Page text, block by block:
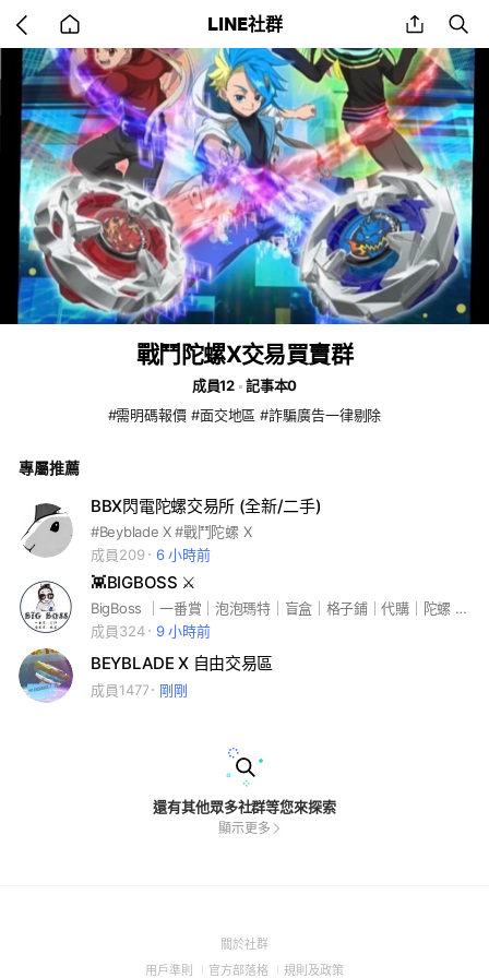
back
to
home
LINE社群 share
戰鬥陀螺X交易買賣群
成員12
記事本0
#需明碼報價 #面交地區 #詐騙廣告一律剔除
專屬推薦
BBX閃電陀螺交易所 (全新/二手)
#Beyblade X #戰鬥陀螺 X
成員209
6 小時前
👾BIGBOSS ⚔️
BigBoss ｜一番賞｜泡泡瑪特｜盲盒｜格子鋪｜代購｜陀螺 ———🔽我們在這裡🔽——— 🚗台中市梧棲區民和路一段538號 ———🔽營業時間🔽——— ⏰週日-週四1400～2100 ⏰週五-週六1400～2200 ———🔽公休日🔽——— 💤請關注FB & IG
成員324
9 小時前
BEYBLADE X 自由交易區
成員1477 剛剛
還有其他眾多社群等您來探索
顯示更多
關於社群(Open
用戶準則 (Open
官方部落格 (Open
規則及政策(Open